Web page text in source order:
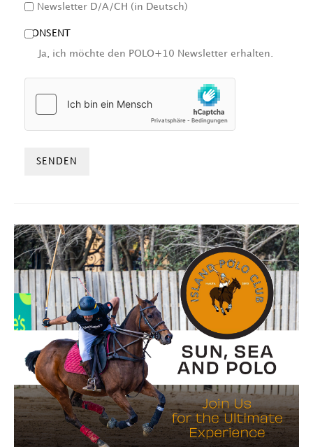
Newsletter D/A/CH (in Deutsch)
CONSENT
Ja, ich möchte den POLO+10 Newsletter erhalten.